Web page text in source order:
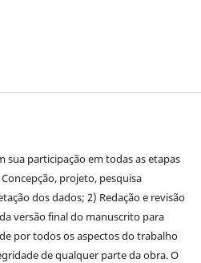
sua participação em todas as etapas
projeto, pesquisa
dos dados; 2) Redação e revisão
versão final do manuscrito para
por todos os aspectos do trabalho
de qualquer parte da obra. O